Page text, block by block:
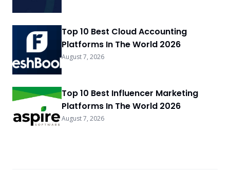
Top 10 Best Cloud Accounting
Platforms In The World 2026
August 7, 2026
Top 10 Best Influencer Marketing
Platforms In The World 2026
August 7, 2026